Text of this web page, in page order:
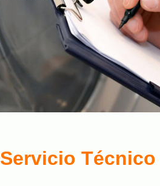
Servicio